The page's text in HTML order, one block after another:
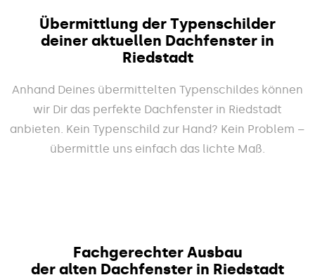
Übermittlung der Typenschilder
deiner aktuellen Dachfenster in
Riedstadt
Anhand Deines übermittelten Typenschildes können
wir Dir das perfekte Dachfenster in Riedstadt
anbieten. Kein Typenschild zur Hand? Kein Problem –
übermittle uns einfach das lichte Maß.
Fachgerechter Ausbau
der alten Dachfenster in Riedstadt